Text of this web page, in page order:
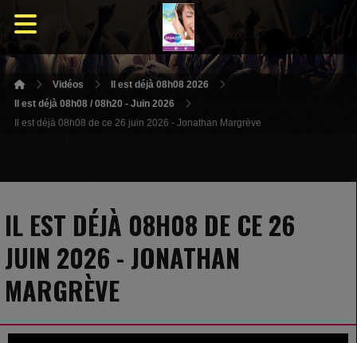
Vidéos
Il est déjà 08h08 2026
Il est déjà 08h08 / 08h20 - Juin 2026
Il est déjà 08h08 de ce 26 juin 2026 - Jonathan Margrève
IL EST DÉJÀ 08H08 DE CE 26
JUIN 2026 - JONATHAN
MARGRÈVE